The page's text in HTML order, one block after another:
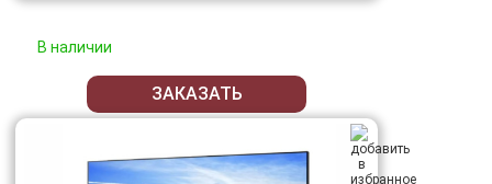
В наличии
ЗАКАЗАТЬ